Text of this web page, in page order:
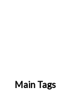
Main Tags